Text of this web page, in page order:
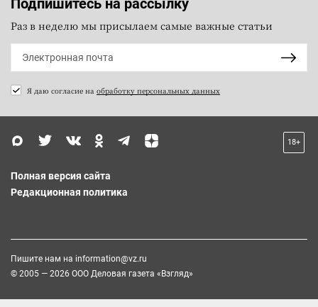
Раз в неделю мы присылаем самые важные статьи
Я даю согласие на обработку персональных данных
18+
Полная версия сайта
Редакционная политика
Пишите нам на information@vz.ru
© 2005 — 2026 ООО Деловая газета «Взгляд»